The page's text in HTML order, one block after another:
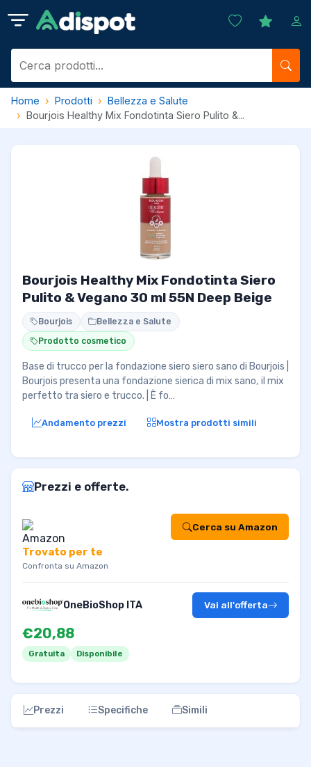
Home Prodotti
Bellezza e Salute
Bourjois Healthy Mix Fondotinta Siero Pulito &...
Bourjois Healthy Mix Fondotinta Siero
Pulito & Vegano 30 ml 55N Deep Beige
Bourjois
Bellezza e Salute
Prodotto cosmetico
Base di trucco per la fondazione siero siero sano di Bourjois |
Bourjois presenta una fondazione sierica di mix sano, il mix
perfetto tra siero e trucco. | È fo…
Andamento prezzi Mostra prodotti simili
Prezzi e offerte.
Trovato per te
Confronta su Amazon
Cerca su Amazon
OneBioShop ITA
€20,88
Gratuita Disponibile
Vai all'offerta
Prezzi Specifiche Simili